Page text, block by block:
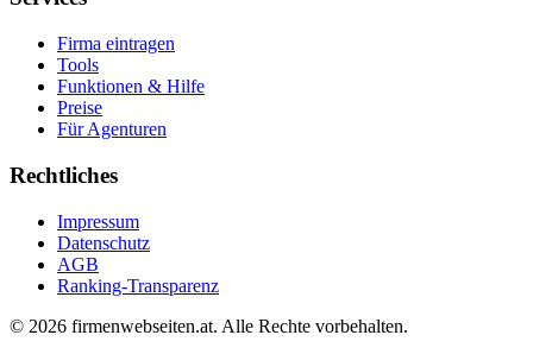
Firma eintragen
Tools
Funktionen & Hilfe
Preise
Für Agenturen
Rechtliches
Impressum
Datenschutz
AGB
Ranking-Transparenz
© 2026 firmenwebseiten.at. Alle Rechte vorbehalten.